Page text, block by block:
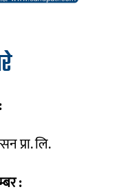
प्रा. लि.
: